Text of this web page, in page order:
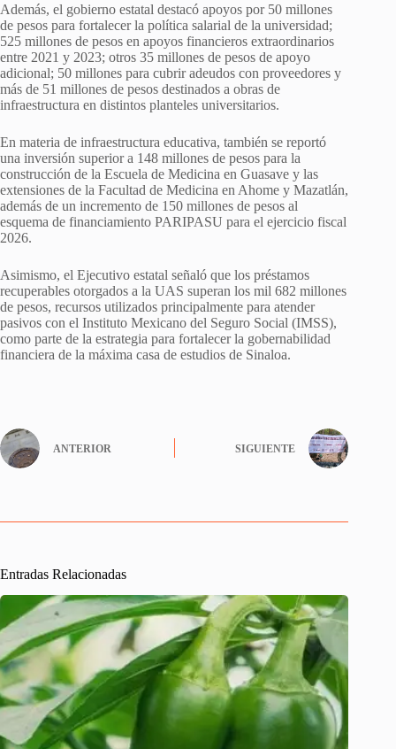
Además, el gobierno estatal destacó apoyos por 50 millones
de pesos para fortalecer la política salarial de la universidad;
525 millones de pesos en apoyos financieros extraordinarios
entre 2021 y 2023; otros 35 millones de pesos de apoyo
adicional; 50 millones para cubrir adeudos con proveedores y
más de 51 millones de pesos destinados a obras de
infraestructura en distintos planteles universitarios.
En materia de infraestructura educativa, también se reportó
una inversión superior a 148 millones de pesos para la
construcción de la Escuela de Medicina en Guasave y las
extensiones de la Facultad de Medicina en Ahome y Mazatlán,
además de un incremento de 150 millones de pesos al
esquema de financiamiento PARIPASU para el ejercicio fiscal
2026.
Asimismo, el Ejecutivo estatal señaló que los préstamos
recuperables otorgados a la UAS superan los mil 682 millones
de pesos, recursos utilizados principalmente para atender
pasivos con el Instituto Mexicano del Seguro Social (IMSS),
como parte de la estrategia para fortalecer la gobernabilidad
financiera de la máxima casa de estudios de Sinaloa.
ANTERIOR SIGUIENTE
Entradas Relacionadas